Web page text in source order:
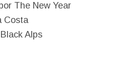
The New Year
Costa
Alps